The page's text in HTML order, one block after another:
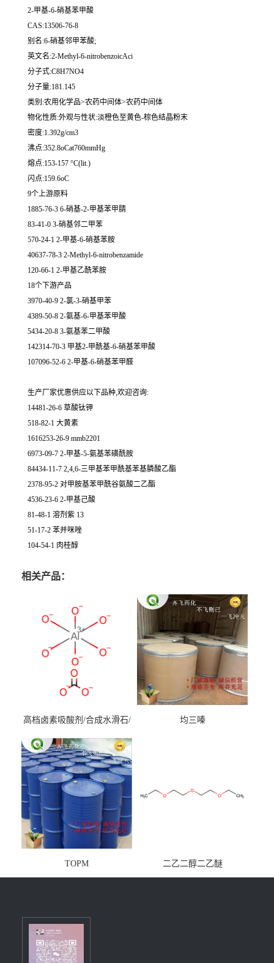
2-甲基-6-硝基苯甲酸
CAS:13506-76-8
别名:6-硝基邻甲苯酸;
英文名:2-Methyl-6-nitrobenzoicAci
分子式:C8H7NO4
分子量:181.145
类别:农用化学品>农药中间体>农药中间体
物化性质:外观与性状:淡橙色至黄色-棕色结晶粉末
密度:1.392g/cm3
沸点:352.8oCat760mmHg
熔点:153-157 °C(lit.)
闪点:159.6oC
9个上游原料
1885-76-3 6-硝基-2-甲基苯甲腈
83-41-0 3-硝基邻二甲苯
570-24-1 2-甲基-6-硝基苯胺
40637-78-3 2-Methyl-6-nitrobenzamide
120-66-1 2-甲基乙酰苯胺
18个下游产品
3970-40-9 2-氯-3-硝基甲苯
4389-50-8 2-氨基-6-甲基苯甲酸
5434-20-8 3-氨基苯二甲酸
142314-70-3 甲基2-甲酰基-6-硝基苯甲酸
107096-52-6 2-甲基-6-硝基苯甲醛
生产厂家优惠供应以下品种,欢迎咨询:
14481-26-6 草酸钛钾
518-82-1 大黄素
1616253-26-9 mmb2201
6973-09-7 2-甲基-5-氨基苯磺酰胺
84434-11-7 2,4,6-三甲基苯甲酰基苯基膦酸乙酯
2378-95-2 对甲胺基苯甲酰谷氨酸二乙酯
4536-23-6 2-甲基己酸
81-48-1 溶剂紫 13
51-17-2 苯并咪唑
104-54-1 肉桂醇
相关产品：
高档卤素吸酸剂/合成水滑石/
均三嗪
TOPM 二乙二醇二乙醚